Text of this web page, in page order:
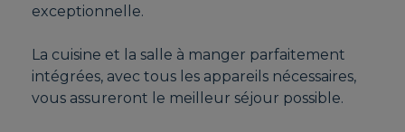
exceptionnelle.
La cuisine et la salle à manger parfaitement
intégrées, avec tous les appareils nécessaires,
vous assureront le meilleur séjour possible.